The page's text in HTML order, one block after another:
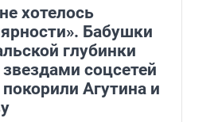
хотелось
Бабушки
глубинки
звездами соцсетей
Агутина и